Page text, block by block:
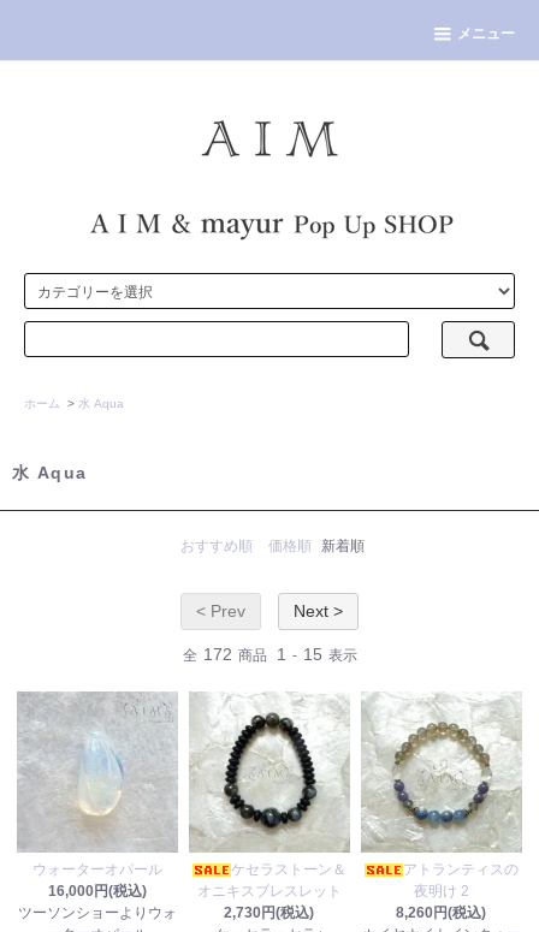
メニュー
ホーム > 水 Aqua
水 Aqua
おすすめ順 価格順 新着順
< Prev Next >
全 172 商品 1 - 15 表示
ウォーターオパール
16,000円(税込)
ツーソンショーよりウォ
ケセラストーン＆
オニキスブレスレット
2,730円(税込)
アトランティスの
夜明け 2
8,260円(税込)